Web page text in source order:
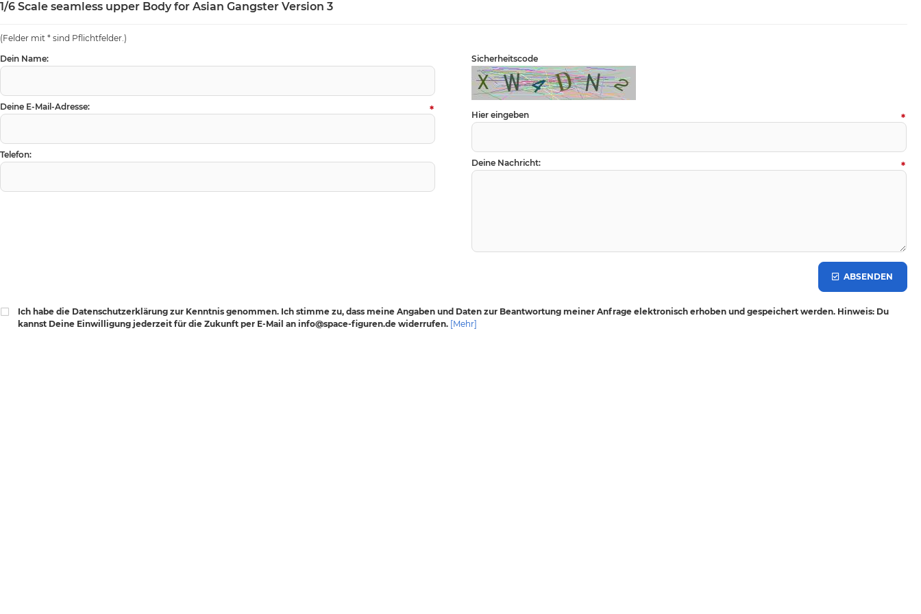
1/6 Scale seamless upper Body for Asian Gangster Version 3
(Felder mit * sind Pflichtfelder.)
Dein Name:
Deine E-Mail-Adresse: *
Telefon:
Sicherheitscode
Hier eingeben *
Deine Nachricht: *
ABSENDEN
Ich habe die Datenschutzerklärung zur Kenntnis genommen. Ich stimme zu, dass meine Angaben und Daten zur Beantwortung meiner Anfrage elektronisch erhoben und gespeichert werden. Hinweis: Du
kannst Deine Einwilligung jederzeit für die Zukunft per E-Mail an info@space-figuren.de widerrufen. [Mehr]